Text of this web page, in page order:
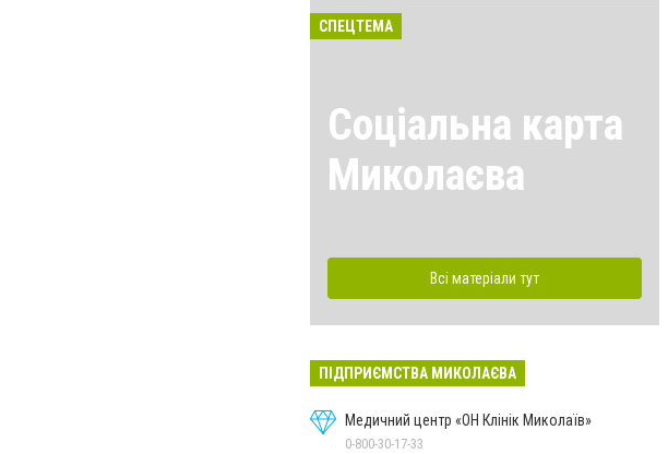
СПЕЦТЕМА
Соціальна карта
Миколаєва
Всі матеріали тут
ПІДПРИЄМСТВА МИКОЛАЄВА
Медичний центр «ОН Клінік Миколаїв»
0-800-30-17-33